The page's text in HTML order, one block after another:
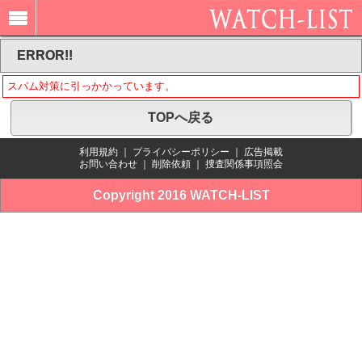
ERROR!!
スパム対策に引っかかっています。
TOPへ戻る
利用規約 プライバシーポリシー
広告掲載
お問い合わせ
削除依頼 捜査関係事項照会
Copyright 2016 WATCH-LIST